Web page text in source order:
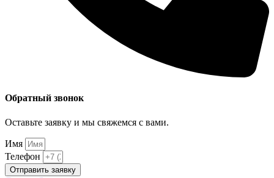
Обратный звонок
Оставьте заявку и мы свяжемся с вами.
Имя
Телефон
Отправить заявку